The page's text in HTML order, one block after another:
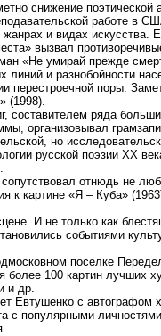
снижение
работе в
и видах искусства.
вызвал
«Не умирай прежде
линий и разнобойности
перестроечной поры.
(1998).
составителем ряда
организовывал
но
русской поэзии XX
отнюдь не
к картине «Я – Куба»
И не только как
событиями
поселке
более 100 картин лучших
и др.
Евтушенко с автографом
с популярными